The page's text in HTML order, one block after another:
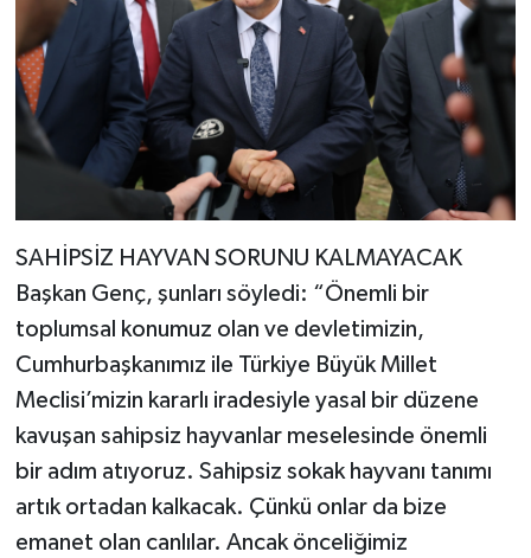
SAHİPSİZ HAYVAN SORUNU KALMAYACAK
Başkan Genç, şunları söyledi: “Önemli bir
toplumsal konumuz olan ve devletimizin,
Cumhurbaşkanımız ile Türkiye Büyük Millet
Meclisi’mizin kararlı iradesiyle yasal bir düzene
kavuşan sahipsiz hayvanlar meselesinde önemli
bir adım atıyoruz. Sahipsiz sokak hayvanı tanımı
artık ortadan kalkacak. Çünkü onlar da bize
emanet olan canlılar. Ancak önceliğimiz